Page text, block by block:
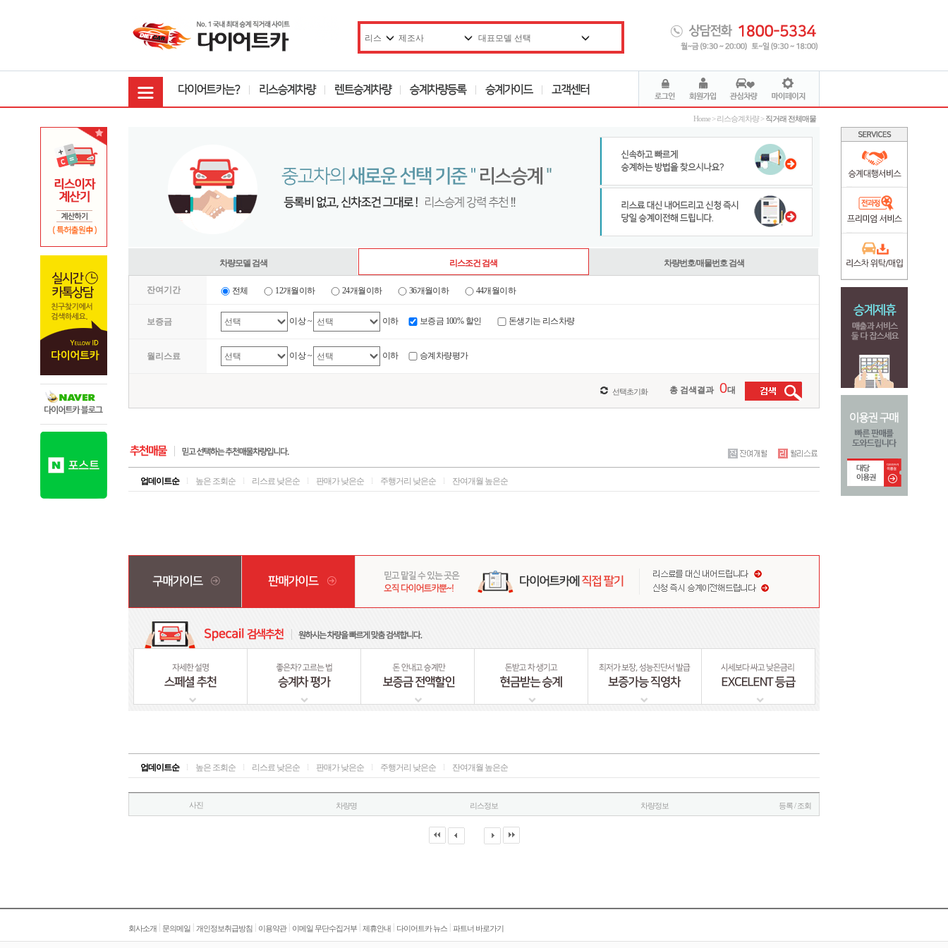
Home > 리스승계차량 >직거래 전체매물
차량모델 검색 리스조건 검색 차량번호/매물번호 검색
잔여기간 전체 12개월이하 24개월이하 36개월이하 44개월이하
보증금 이상 ~ 이하 보증금 100% 할인 돈생기는 리스차량
월리스료 이상 ~ 이하 승계차량평가
총 검색결과 0대
업데이트순 높은 조회순 리스료 낮은순 판매가 낮은순 주행거리 낮은순 잔여개월 높은순
업데이트순 높은 조회순 리스료 낮은순 판매가 낮은순 주행거리 낮은순 잔여개월 높은순
사진 차량명 리스정보 차량정보 등록 / 조회
회사소개 문의메일 개인정보취급방침 이용약관| 이메일 무단수집거부 제휴안내 다이어트카 뉴스 파트너 바로가기